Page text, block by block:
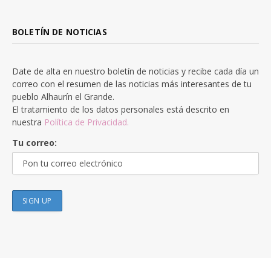
BOLETÍN DE NOTICIAS
Date de alta en nuestro boletín de noticias y recibe cada día un
correo con el resumen de las noticias más interesantes de tu
pueblo Alhaurín el Grande.
El tratamiento de los datos personales está descrito en
nuestra Política de Privacidad.
Tu correo: